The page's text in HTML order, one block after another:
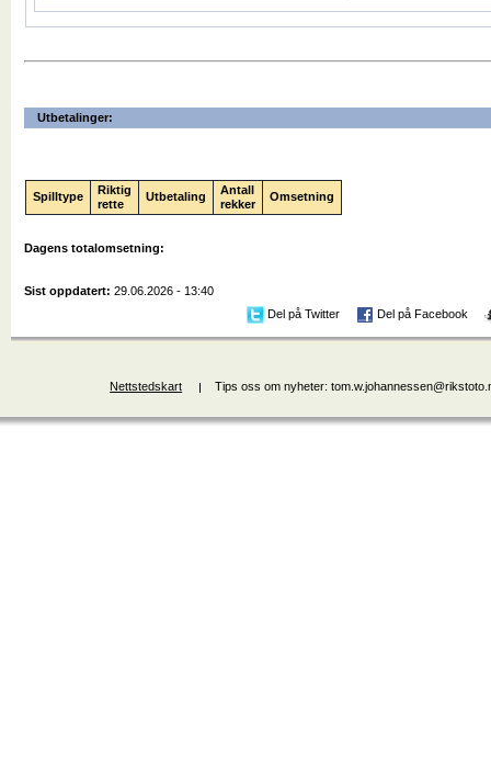
Utbetalinger:
Spilltype
Riktig
rette
Utbetaling
Antall
rekker
Omsetning
Dagens totalomsetning:
Sist oppdatert:29.06.2026 - 13:40
Del på Twitter
Del på Facebook
Nettstedskart Tips oss om nyheter: